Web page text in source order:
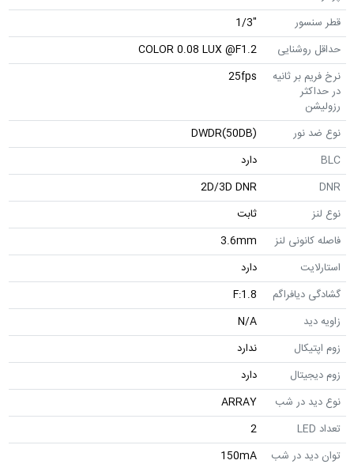
قطر سنسور
"1/3
حداقل روشنایی
COLOR 0.08 LUX @F1.2
نرخ فریم بر ثانیه
در حداکثر
رزولیشن
25fps
نوع ضد نور
DWDR(50DB)
BLC
دارد
DNR
2D/3D DNR
نوع لنز
ثابت
فاصله کانونی لنز
3.6mm
استارلایت
دارد
گشادگی دیافراگم
F:1.8
زاویه دید
N/A
زوم اپتیکال
ندارد
زوم دیجیتال
دارد
نوع دید در شب
ARRAY
تعداد LED
2
توان دید در شب
150mA